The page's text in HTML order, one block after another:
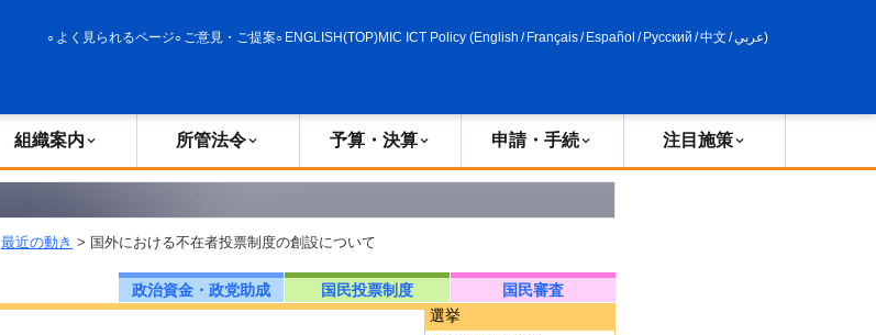
よく見られるページ ご意見・ご提案 ENGLISH(TOP)MIC ICT Policy (English / Français/ Español / Русский /中文 /عربي)
組織案内 所管法令 予算・決算 申請・手続 注目施策
最近の動き > 国外における不在者投票制度の創設について
政治資金・政党助成 国民投票制度 国民審査
選挙